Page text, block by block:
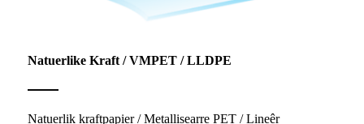
Natuerlike Kraft / VMPET / LLDPE
Natuerlik kraftpapier / Metallisearre PET / Lineêr